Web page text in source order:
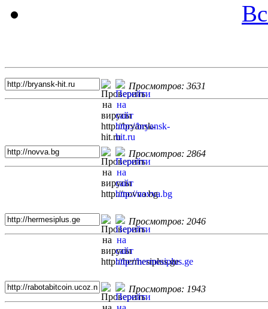
Просмотров: 3631
Просмотров: 2864
Просмотров: 2046
Просмотров: 1943